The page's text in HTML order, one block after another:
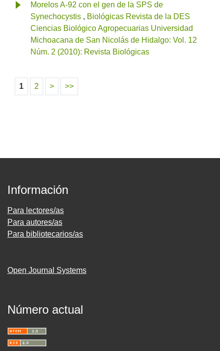
Morelos A-92 con el gen de la SPS de
Synechocystis , Biológicas Revista de la DES
Ciencias Biológico Agropecuarias Universidad
Michoacana de San Nicolás de Hidalgo: Vol. 12
Núm. 2 (2010): Revista Biológicas
1 2 > >>
Información
Para lectores/as
Para autores/as
Para bibliotecarios/as
Open Journal Systems
Número actual